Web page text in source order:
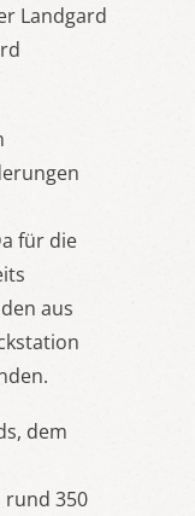
Landgard
für die
aus
dem
rund 350